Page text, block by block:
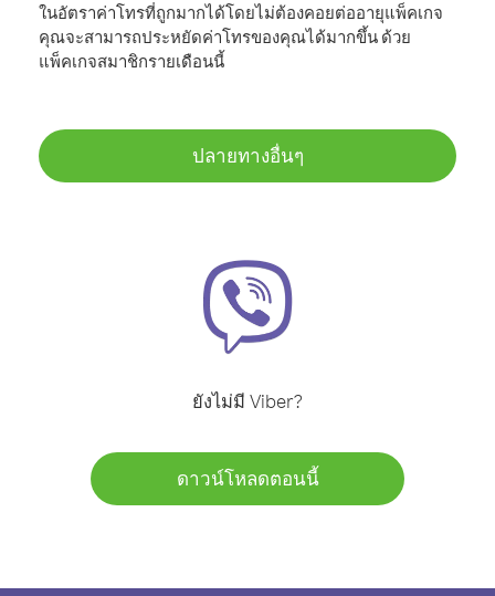
ในอัตราค่าโทรที่ถูกมากได้โดยไม่ต้องคอยต่ออายุแพ็คเกจ
คุณจะสามารถประหยัดค่าโทรของคุณได้มากขึ้น ด้วย
แพ็คเกจสมาชิกรายเดือนนี้
ปลายทางอื่นๆ
ยังไม่มี Viber?
ดาวน์โหลดตอนนี้